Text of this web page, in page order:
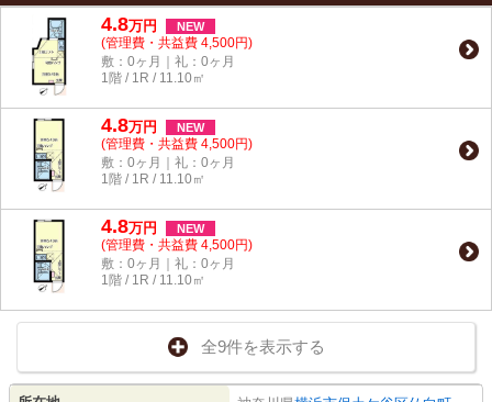
4.8万円 NEW
(管理費・共益費 4,500円)
敷：0ヶ月｜礼：0ヶ月
1階 / 1R / 11.10㎡
4.8万円 NEW
(管理費・共益費 4,500円)
敷：0ヶ月｜礼：0ヶ月
1階 / 1R / 11.10㎡
4.8万円 NEW
(管理費・共益費 4,500円)
敷：0ヶ月｜礼：0ヶ月
1階 / 1R / 11.10㎡
全9件を表示する